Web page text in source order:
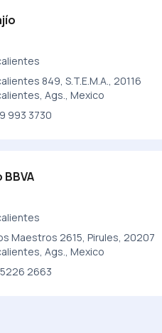
849, S.T.E.M.A., 20116
Ags., Mexico
993 3730
Maestros 2615, Pirules, 20207
Ags., Mexico
2663